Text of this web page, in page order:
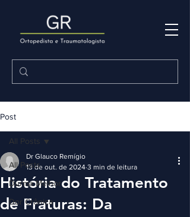
Post
All Posts
Durma Melhor
Dor Crônica
All Posts
História do Tratamento
de Fraturas: Da
Dr Glauco Remígio
13 de out. de 2024 3 min de leitura